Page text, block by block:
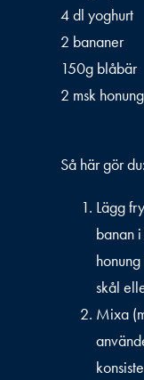
4 dl yoghurt
2 bananer
150g blåbär
2 msk honung
Så här gör du:
Lägg
banan
skål
Mixa